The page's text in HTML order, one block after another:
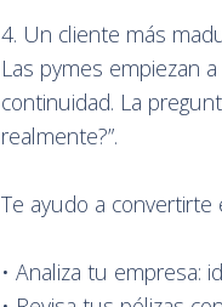
4. Un cliente más
Las pymes empiezan
continuidad. La
realmente?”.
Te ayudo a convertirte
• Analiza tu empresa: